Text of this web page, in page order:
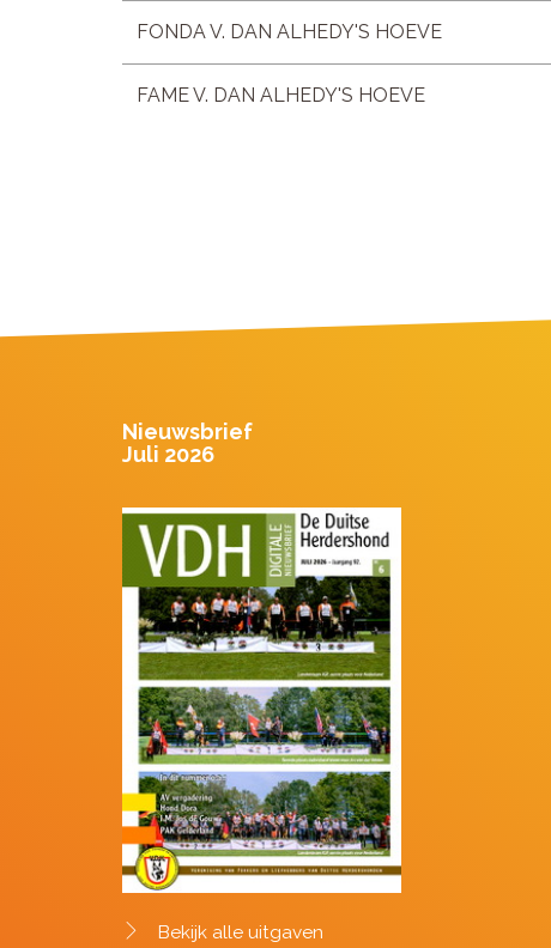
FONDA V. DAN ALHEDY'S HOEVE
FAME V. DAN ALHEDY'S HOEVE
Nieuwsbrief
Juli 2026
Bekijk alle uitgaven